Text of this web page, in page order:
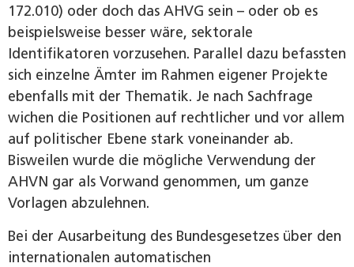
172.010) oder doch das AHVG sein – oder ob es
beispielsweise besser wäre, sektorale
Identifikatoren vorzusehen. Parallel dazu befassten
sich einzelne Ämter im Rahmen eigener Projekte
ebenfalls mit der Thematik. Je nach Sachfrage
wichen die Positionen auf rechtlicher und vor allem
auf politischer Ebene stark voneinander ab.
Bisweilen wurde die mögliche Verwendung der
AHVN gar als Vorwand genommen, um ganze
Vorlagen abzulehnen.
Bei der Ausarbeitung des Bundesgesetzes über den
internationalen automatischen